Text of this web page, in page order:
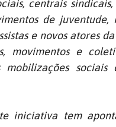
centrais
de juventude,
e novos atores
movimentos e
mobilizações sociais
iniciativa tem